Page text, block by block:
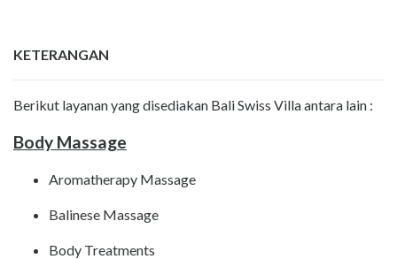
KETERANGAN
Berikut layanan yang disediakan Bali Swiss Villa antara lain :
Body Massage
Aromatherapy Massage
Balinese Massage
Body Treatments